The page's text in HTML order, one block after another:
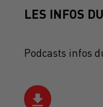
LES INFOS
Podcasts infos